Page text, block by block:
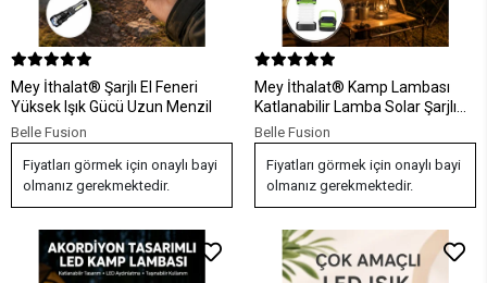
Mey İthalat® Şarjlı El Feneri
Yüksek Işık Gücü Uzun Menzil
Belle Fusion
Fiyatları görmek için onaylı bayi
olmanız gerekmektedir.
Mey İthalat® Kamp Lambası
Katlanabilir Lamba Solar Şarjlı
Led Lamba El Fenerli Yeni Nesil
Belle Fusion
Fiyatları görmek için onaylı bayi
olmanız gerekmektedir.